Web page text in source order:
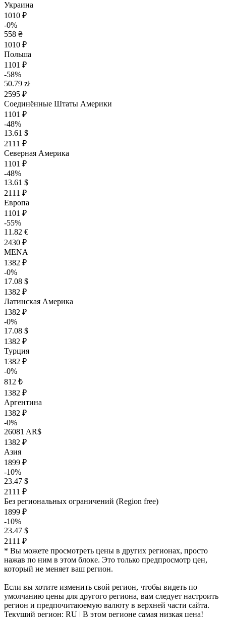
Украина
1010 ₽
-0%
558 ₴
1010 ₽
Польша
1101 ₽
-58%
50.79 zł
2595 ₽
Соединённые Штаты Америки
1101 ₽
-48%
13.61 $
2111 ₽
Северная Америка
1101 ₽
-48%
13.61 $
2111 ₽
Европа
1101 ₽
-55%
11.82 €
2430 ₽
MENA
1382 ₽
-0%
17.08 $
1382 ₽
Латинская Америка
1382 ₽
-0%
17.08 $
1382 ₽
Турция
1382 ₽
-0%
812 ₺
1382 ₽
Аргентина
1382 ₽
-0%
26081 AR$
1382 ₽
Азия
1899 ₽
-10%
23.47 $
2111 ₽
Без региональных ограничений (Region free)
1899 ₽
-10%
23.47 $
2111 ₽
* Вы можете просмотреть цены в других регионах, просто
нажав по ним в этом блоке. Это только предпросмотр цен,
который не меняет ваш регион.
Если вы хотите изменить свой регион, чтобы видеть по
умолчанию цены для другого региона, вам следует настроить
регион и предпочитаюемую валюту в верхней части сайта.
Текущий регион: RU | В этом регионе самая низкая цена!